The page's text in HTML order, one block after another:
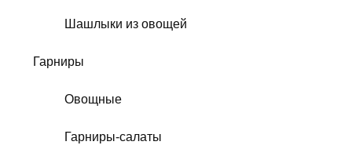
Шашлыки из овощей
Гарниры
Овощные
Гарниры-салаты